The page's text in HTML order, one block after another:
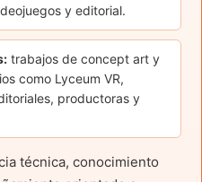
y editorial.
trabajos de concept art y
como Lyceum VR,
productoras y
técnica, conocimiento